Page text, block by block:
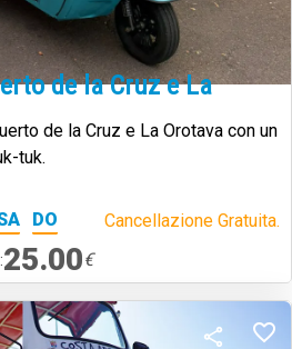
de la Cruz e La
de la Cruz e La Orotava con un
tuk.
DO Cancellazione Gratuita.
25.00€